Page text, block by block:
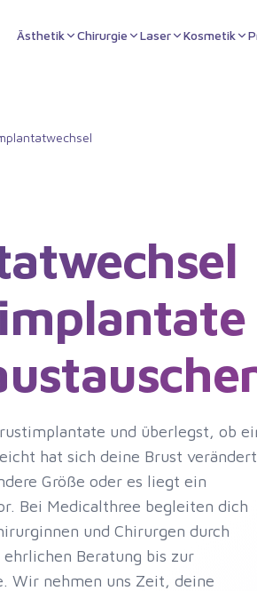
Ästhetik Chirurgie Laser Kosmetik
und überlegst, ob
hat sich deine Brust
Größe oder es liegt ein
Bei Medicalthree begleiten dich
und Chirurgen durch
Beratung bis zur
Wir nehmen uns Zeit, deine